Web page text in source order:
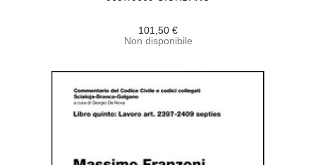
101,50 €
Non disponibile